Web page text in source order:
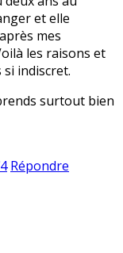
et elle
mes
les raisons et
si indiscret.
surtout bien
Répondre